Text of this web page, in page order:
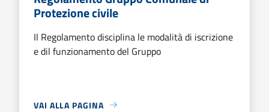
Protezione civile
Il Regolamento disciplina le modalità di iscrizione
e dil funzionamento del Gruppo
VAI ALLA PAGINA